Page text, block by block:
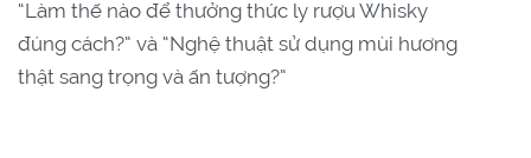
“Làm thế nào để thưởng thức ly rượu Whisky
đúng cách?” và “Nghệ thuật sử dụng mùi hương
thật sang trọng và ấn tượng?”